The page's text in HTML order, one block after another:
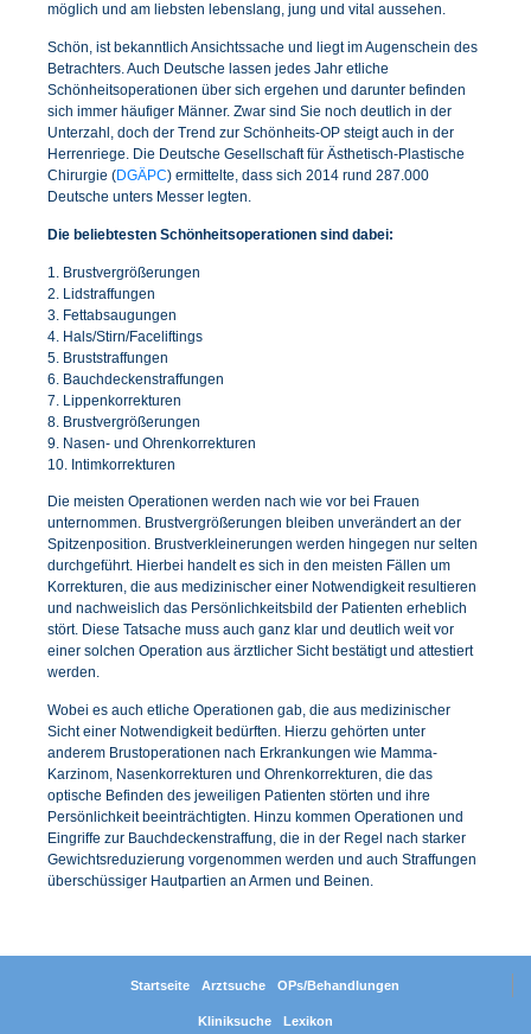
möglich und am liebsten lebenslang, jung und vital aussehen.
Schön, ist bekanntlich Ansichtssache und liegt im Augenschein des
Betrachters. Auch Deutsche lassen jedes Jahr etliche
Schönheitsoperationen über sich ergehen und darunter befinden
sich immer häufiger Männer. Zwar sind Sie noch deutlich in der
Unterzahl, doch der Trend zur Schönheits-OP steigt auch in der
Herrenriege. Die Deutsche Gesellschaft für Ästhetisch-Plastische
Chirurgie (DGÄPC) ermittelte, dass sich 2014 rund 287.000
Deutsche unters Messer legten.
Die beliebtesten Schönheitsoperationen sind dabei:
1. Brustvergrößerungen
2. Lidstraffungen
3. Fettabsaugungen
4. Hals/Stirn/Faceliftings
5. Bruststraffungen
6. Bauchdeckenstraffungen
7. Lippenkorrekturen
8. Brustvergrößerungen
9. Nasen- und Ohrenkorrekturen
10. Intimkorrekturen
Die meisten Operationen werden nach wie vor bei Frauen
unternommen. Brustvergrößerungen bleiben unverändert an der
Spitzenposition. Brustverkleinerungen werden hingegen nur selten
durchgeführt. Hierbei handelt es sich in den meisten Fällen um
Korrekturen, die aus medizinischer einer Notwendigkeit resultieren
und nachweislich das Persönlichkeitsbild der Patienten erheblich
stört. Diese Tatsache muss auch ganz klar und deutlich weit vor
einer solchen Operation aus ärztlicher Sicht bestätigt und attestiert
werden.
Wobei es auch etliche Operationen gab, die aus medizinischer
Sicht einer Notwendigkeit bedürften. Hierzu gehörten unter
anderem Brustoperationen nach Erkrankungen wie Mamma-
Karzinom, Nasenkorrekturen und Ohrenkorrekturen, die das
optische Befinden des jeweiligen Patienten störten und ihre
Persönlichkeit beeinträchtigten. Hinzu kommen Operationen und
Eingriffe zur Bauchdeckenstraffung, die in der Regel nach starker
Gewichtsreduzierung vorgenommen werden und auch Straffungen
überschüssiger Hautpartien an Armen und Beinen.
Startseite Arztsuche OPs/Behandlungen
Kliniksuche Lexikon